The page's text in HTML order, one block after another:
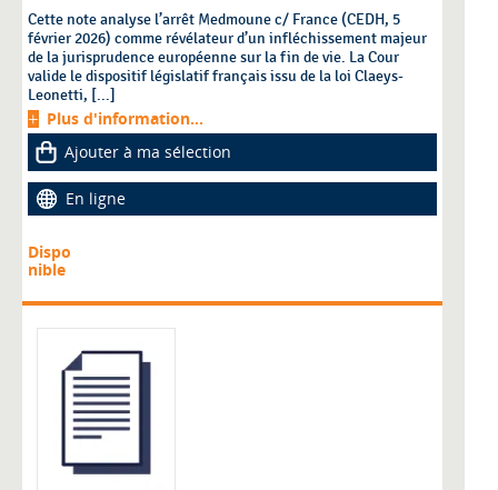
Cette note analyse l’arrêt Medmoune c/ France (CEDH, 5
février 2026) comme révélateur d’un infléchissement majeur
de la jurisprudence européenne sur la fin de vie. La Cour
valide le dispositif législatif français issu de la loi Claeys-
Leonetti, [...]
Plus d'information...
Ajouter à ma sélection
En ligne
Dispo
nible